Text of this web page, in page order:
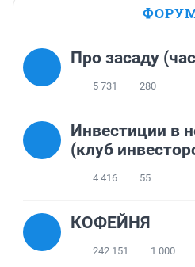
Про засаду
5 731 280
Инвестиции в
(клуб
4 416 55
КОФЕЙНЯ
242 151 1 000